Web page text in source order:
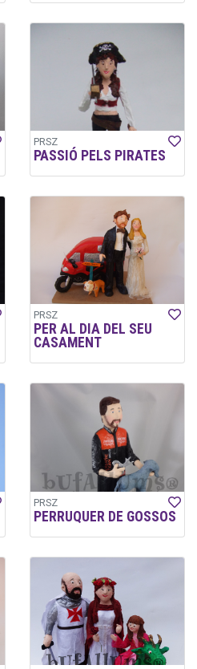
PRSZ
PASSIÓ PELS PIRATES
PRSZ
PER AL DIA DEL SEU
CASAMENT
PRSZ
PERRUQUER DE GOSSOS